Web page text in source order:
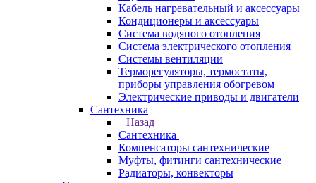
Кабель нагревательный и аксессуары
Кондиционеры и аксессуары
Система водяного отопления
Система электрического отопления
Системы вентиляции
Терморегуляторы, термостаты,
приборы управления обогревом
Электрические приводы и двигатели
Сантехника
Назад
Сантехника
Компенсаторы сантехнические
Муфты, фитинги сантехнические
Радиаторы, конвекторы